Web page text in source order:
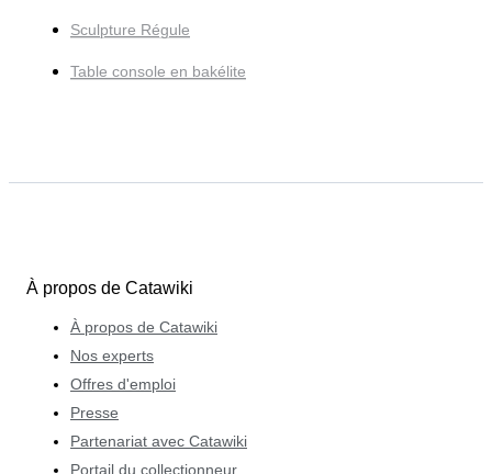
Sculpture Régule
Table console en bakélite
À propos de Catawiki
À propos de Catawiki
Nos experts
Offres d'emploi
Presse
Partenariat avec Catawiki
Portail du collectionneur